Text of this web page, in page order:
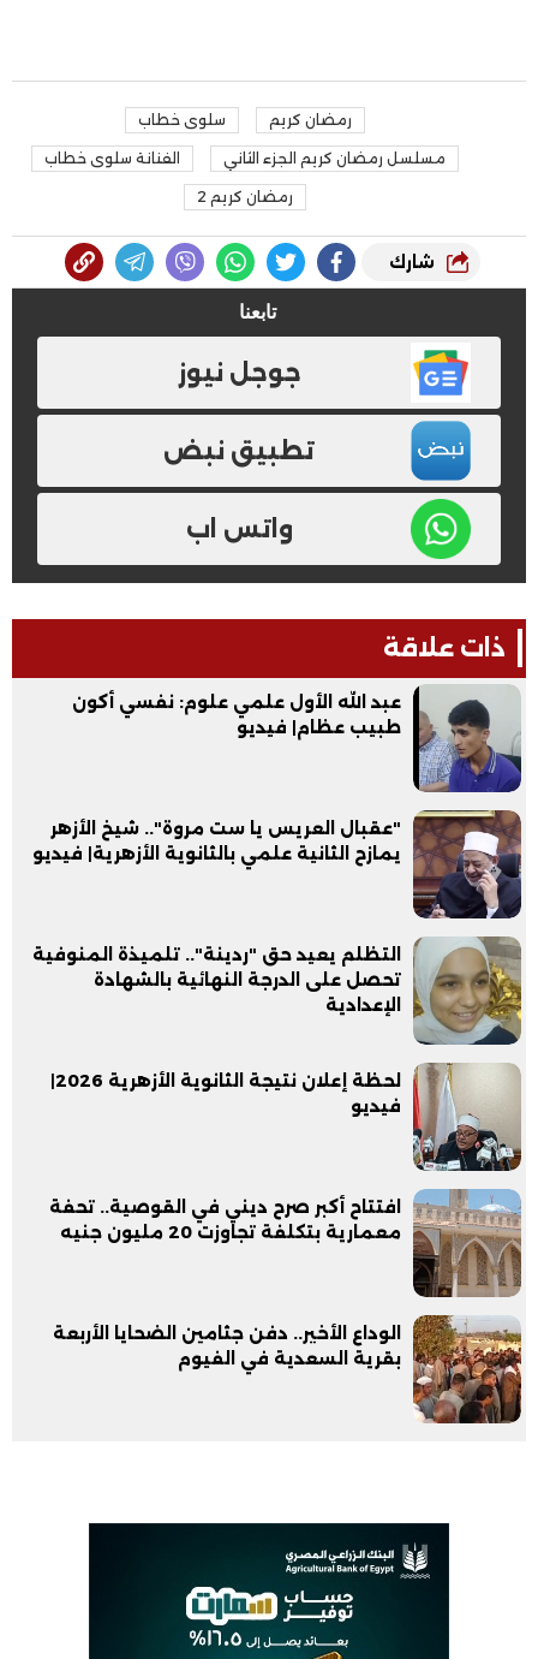
رمضان كريم سلوى خطاب
مسلسل رمضان كريم الجزء الثاني الفنانة سلوى خطاب
رمضان كريم 2
شارك
تابعنا
جوجل نيوز
تطبيق نبض
واتس اب
ذات علاقة
عبد الله الأول علمي علوم: نفسي أكون
طبيب عظام| فيديو
"عقبال العريس يا ست مروة".. شيخ الأزهر
يمازح الثانية علمي بالثانوية الأزهرية| فيديو
التظلم يعيد حق "ردينة".. تلميذة المنوفية
تحصل على الدرجة النهائية بالشهادة
الإعدادية
لحظة إعلان نتيجة الثانوية الأزهرية 2026|
فيديو
افتتاح أكبر صرح ديني في القوصية.. تحفة
معمارية بتكلفة تجاوزت 20 مليون جنيه
الوداع الأخير.. دفن جثامين الضحايا الأربعة
بقرية السعدية في الفيوم